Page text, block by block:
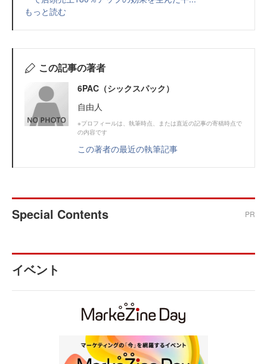
もっと読む
この記事の著者
6PAC（シックスパック）
自由人
※プロフィールは、執筆時点、または直近の記事の寄稿時点で
の内容です
この著者の最近の執筆記事
Special Contents PR
イベント